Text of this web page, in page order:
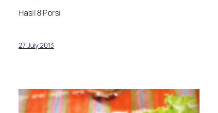
Hasil 8 Porsi
27 July 2013